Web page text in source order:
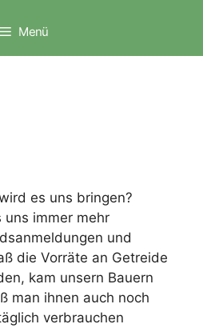
Menü
es uns bringen?
immer mehr
und
die Vorräte an Getreide
kam unsern Bauern
man ihnen auch noch
verbrauchen